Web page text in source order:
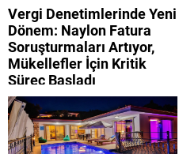
Vergi Denetimlerinde Yeni
Dönem: Naylon Fatura
Soruşturmaları Artıyor,
Mükellefler İçin Kritik
Süreç Başladı